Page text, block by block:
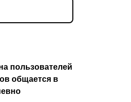
пользователей
общается в